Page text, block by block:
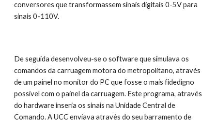
conversores que transformassem sinais digitais 0-5V para
sinais 0-110V.
De seguida desenvolveu-se o software que simulava os
comandos da carruagem motora do metropolitano, através
de um painel no monitor do PC que fosse o mais fidedigno
possível com o painel da carruagem. Este programa, através
do hardware inseria os sinais na Unidade Central de
Comando. A UCC enviava através do seu barramento de